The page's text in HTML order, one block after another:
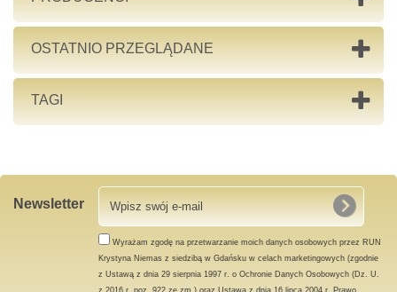
OSTATNIO PRZEGLĄDANE
TAGI
Newsletter
Wyrażam zgodę na przetwarzanie moich danych osobowych przez RUN
Krystyna Niemas z siedzibą w Gdańsku w celach marketingowych (zgodnie
z Ustawą z dnia 29 sierpnia 1997 r. o Ochronie Danych Osobowych (Dz. U.
z 2016 r. poz. 922 ze zm.) oraz Ustawą z dnia 16 lipca 2004 r. Prawo